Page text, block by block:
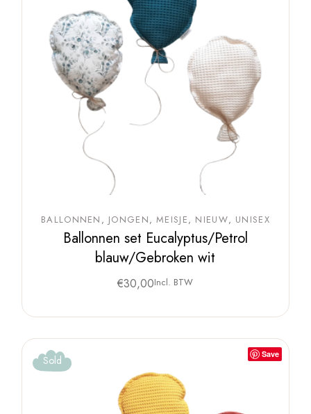
BALLONNEN JONGEN MEISJE NIEUW UNISEX
Ballonnen set Eucalyptus/Petrol
blauw/Gebroken wit
€30,00Incl. BTW
Save
Sold